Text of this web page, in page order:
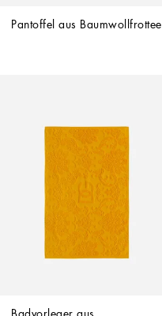
Pantoffel aus Baumwollfrottee
Badvorleger aus